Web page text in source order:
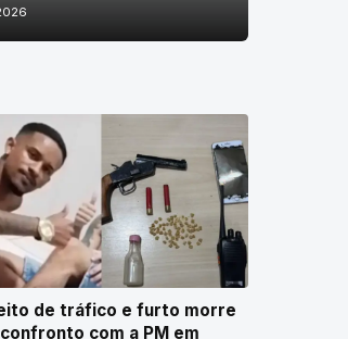
de tráfico e furto morre
com a PM em